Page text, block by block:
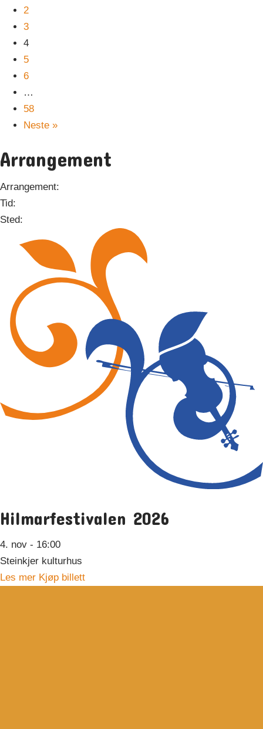
2
3
4
5
6
…
58
Neste »
Arrangement
Arrangement:
Tid:
Sted:
Hilmarfestivalen 2026
4. nov - 16:00
Steinkjer kulturhus
Les mer Kjøp billett